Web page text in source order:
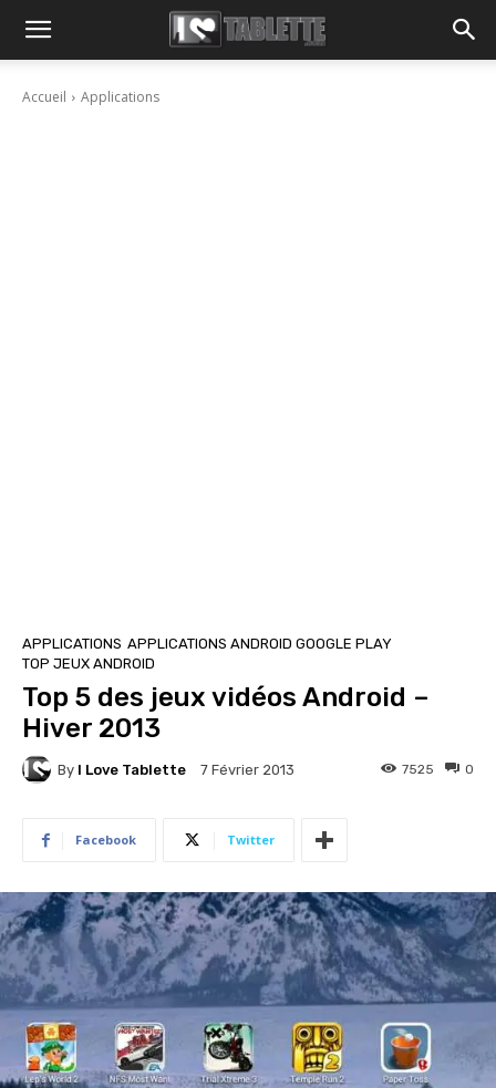
Accueil Applications
APPLICATIONS APPLICATIONS ANDROID GOOGLE PLAY
TOP JEUX ANDROID
Top 5 des jeux vidéos Android –
Hiver 2013
By I Love Tablette 7 Février 2013 0
7525
Facebook Twitter